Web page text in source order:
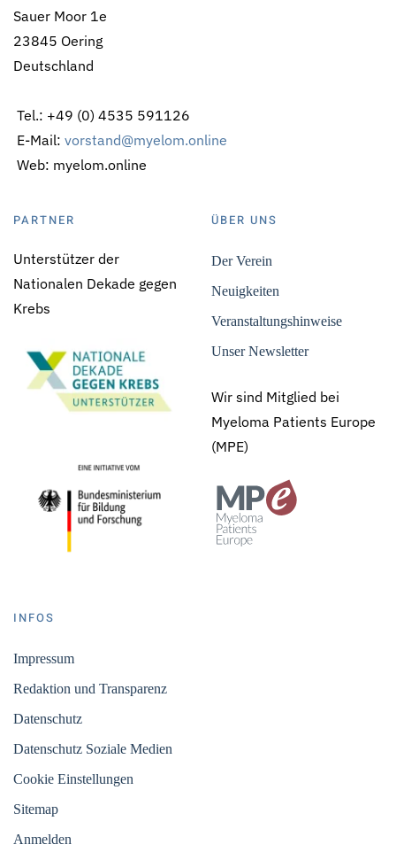
Sauer Moor 1e
23845 Oering
Deutschland
Tel.: +49 (0) 4535 591126
E-Mail: vorstand@myelom.online
Web: myelom.online
PARTNER
Unterstützer der
Nationalen Dekade gegen
Krebs
ÜBER UNS
Der Verein
Neuigkeiten
Veranstaltungshinweise
Unser Newsletter
Wir sind Mitglied bei
Myeloma Patients Europe
(MPE)
INFOS
Impressum
Redaktion und Transparenz
Datenschutz
Datenschutz Soziale Medien
Cookie Einstellungen
Sitemap
Anmelden